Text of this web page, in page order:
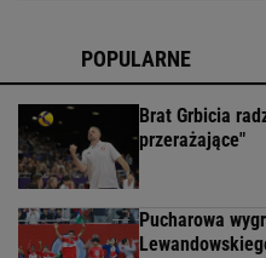
POPULARNE
Brat Grbicia
przerażające"
Pucharowa